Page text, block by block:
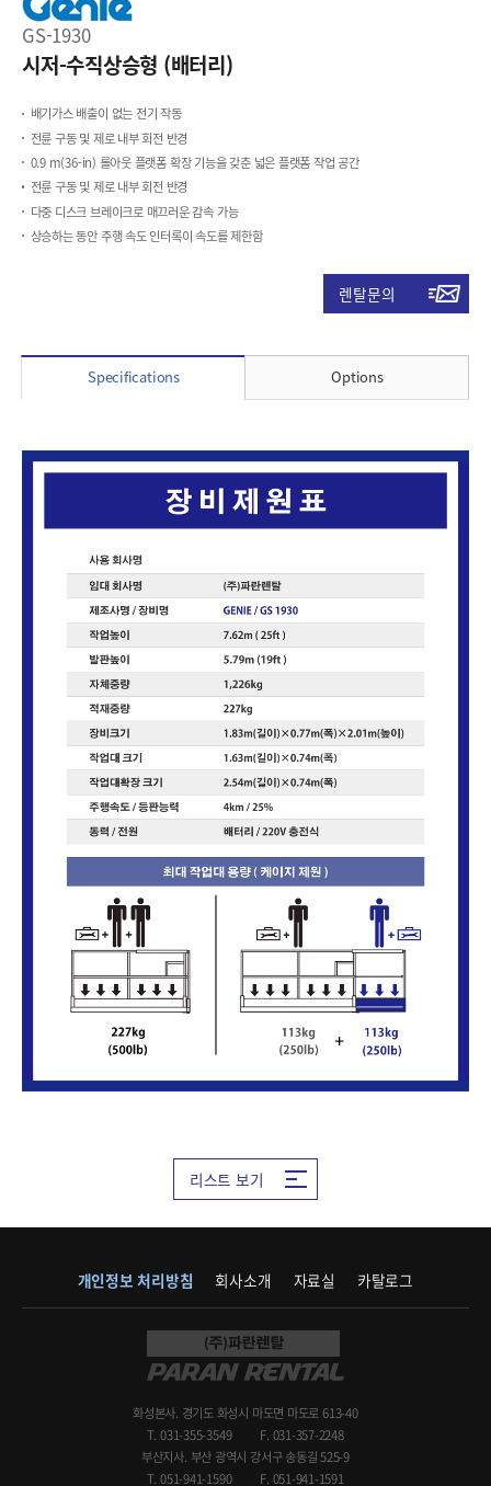
GS-1930
시저-수직상승형 (배터리)
배기가스 배출이 없는 전기 작동
전륜 구동 및 제로 내부 회전 반경
0.9 m(36-in) 롤아웃 플랫폼 확장 기능을 갖춘 넓은 플랫폼 작업 공간
전륜 구동 및 제로 내부 회전 반경
다중 디스크 브레이크로 매끄러운 감속 가능
상승하는 동안 주행 속도 인터록이 속도를 제한함
렌탈문의
Specifications Options
리스트 보기
개인정보 처리방침 회사소개 자료실 카탈로그
화성본사. 경기도 화성시 마도면 마도로 613-40
T. 031-355-3549
F. 031-357-2248
부산지사. 부산 광역시 강서구 송동길 525-9
T. 051-941-1590
F. 051-941-1591